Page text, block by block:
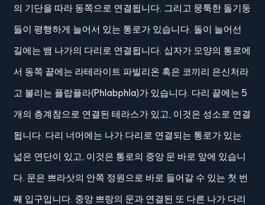
의 기단을 따라 동쪽으로 연결됩니다. 그리고 뭉툭한 돌기둥
들이 평행하게 늘어서 있는 통로가 있습니다. 돌이 늘어선
길에는 뱀 나가의 다리로 연결됩니다. 십자가 모양의 통로에
서 동쪽 끝에는 라테라이트 파빌리온 혹은 코끼리 은신처라
고 불리는 플랍플라(Phlabphla)가 있습니다. 다리 끝에는 5
개의 층계참으로 연결된 테라스가 있고, 이것은 성소로 연결
됩니다. 다리 너머에는 나가 다리로 연결되는 통로가 있는
넓은 연단이 있고, 이것은 통로의 중앙 문 바로 앞에 있습니
다. 문은 쁘라삿의 안쪽 정원으로 바로 들어갈 수 있는 첫 번
째 입구입니다. 중앙 쁘랑의 문과 연결된 또 다른 나가 다리